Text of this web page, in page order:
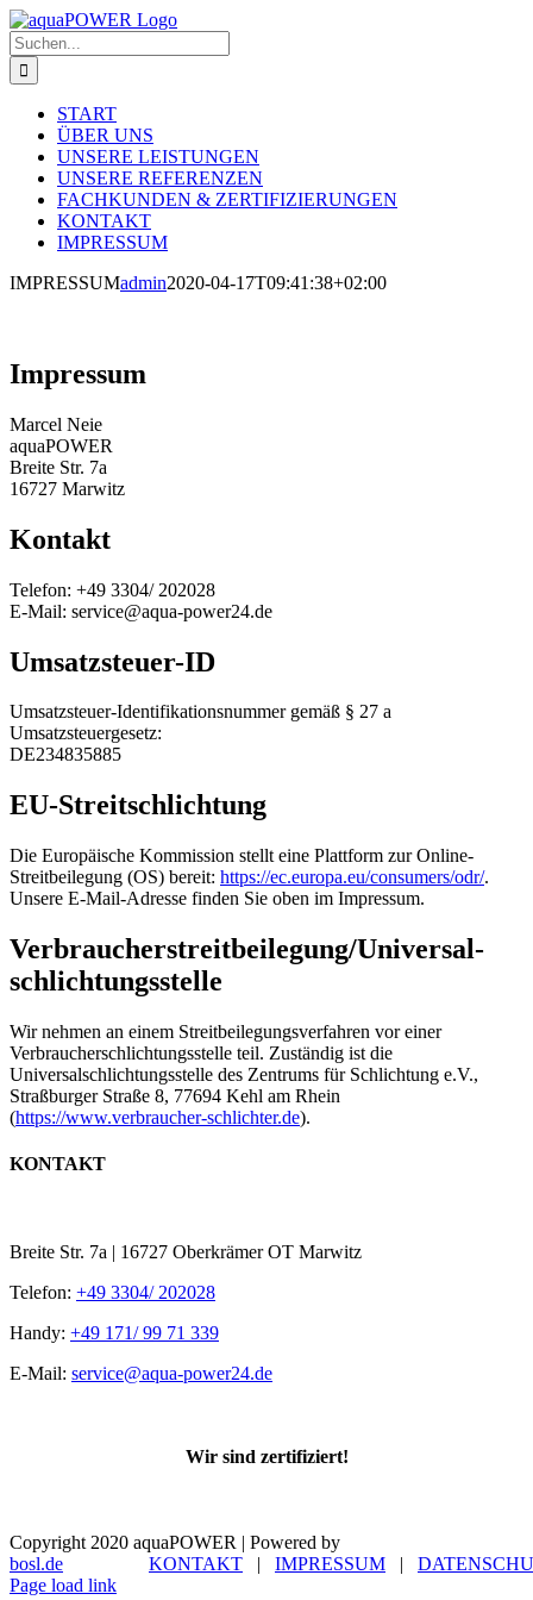
Zum
Inhalt
springen
Suche
nach:
START
ÜBER UNS
UNSERE LEISTUNGEN
UNSERE REFERENZEN
FACHKUNDEN & ZERTIFIZIERUNGEN
KONTAKT
IMPRESSUM
IMPRESSUMadmin2020-04-17T09:41:38+02:00
Impressum
Marcel Neie
aquaPOWER
Breite Str. 7a
16727 Marwitz
Kontakt
Telefon: +49 3304/ 202028
E-Mail: service@aqua-power24.de
Umsatzsteuer-ID
Umsatzsteuer-Identifikationsnummer gemäß § 27 a
Umsatzsteuergesetz:
DE234835885
EU-Streitschlichtung
Die Europäische Kommission stellt eine Plattform zur Online-
Streitbeilegung (OS) bereit: https://ec.europa.eu/consumers/odr/.
Unsere E-Mail-Adresse finden Sie oben im Impressum.
Verbraucher­streit­beilegung/Universal­
schlichtungs­stelle
Wir nehmen an einem Streitbeilegungsverfahren vor einer
Verbraucherschlichtungsstelle teil. Zuständig ist die
Universalschlichtungsstelle des Zentrums für Schlichtung e.V.,
Straßburger Straße 8, 77694 Kehl am Rhein
(https://www.verbraucher-schlichter.de).
KONTAKT
Breite Str. 7a | 16727 Oberkrämer OT Marwitz
Telefon: +49 3304/ 202028
Handy: +49 171/ 99 71 339
E-Mail: service@aqua-power24.de
Wir sind zertifiziert!
Copyright 2020 aquaPOWER | Powered by
bosl.de
KONTAKT | IMPRESSUM |
Page load link